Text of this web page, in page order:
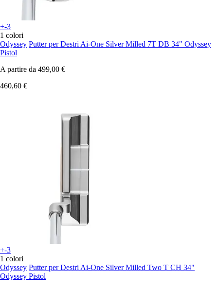
+-3
1 colori
Odyssey Putter per Destri Ai-One Silver Milled 7T DB 34" Odyssey
Pistol
A partire da 499,00 €
460,60 €
+-3
1 colori
Odyssey Putter per Destri Ai-One Silver Milled Two T CH 34"
Odyssey Pistol